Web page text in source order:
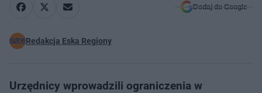
Dodaj do Google
Redakcja Eska Regiony
Urzędnicy wprowadzili ograniczenia w